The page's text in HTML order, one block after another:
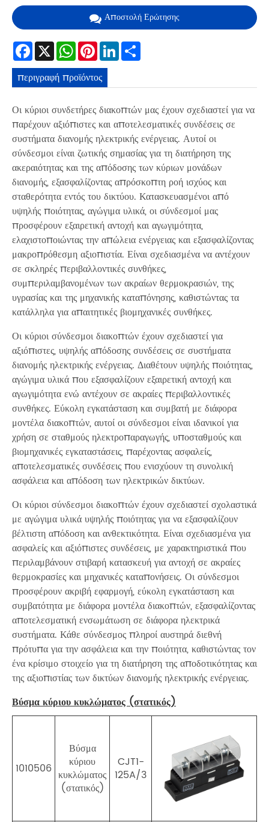
Αποστολή Ερώτησης
Facebook
X WhatsApp
Pinterest
LinkedIn
περιγραφή προϊόντος
Οι κύριοι συνδετήρες διακοπτών μας έχουν σχεδιαστεί για να
παρέχουν αξιόπιστες και αποτελεσματικές συνδέσεις σε
συστήματα διανομής ηλεκτρικής ενέργειας. Αυτοί οι
σύνδεσμοι είναι ζωτικής σημασίας για τη διατήρηση της
ακεραιότητας και της απόδοσης των κύριων μονάδων
διανομής, εξασφαλίζοντας απρόσκοπτη ροή ισχύος και
σταθερότητα εντός του δικτύου. Κατασκευασμένοι από
υψηλής ποιότητας, αγώγιμα υλικά, οι σύνδεσμοί μας
προσφέρουν εξαιρετική αντοχή και αγωγιμότητα,
ελαχιστοποιώντας την απώλεια ενέργειας και εξασφαλίζοντας
μακροπρόθεσμη αξιοπιστία. Είναι σχεδιασμένα να αντέχουν
σε σκληρές περιβαλλοντικές συνθήκες,
συμπεριλαμβανομένων των ακραίων θερμοκρασιών, της
υγρασίας και της μηχανικής καταπόνησης, καθιστώντας τα
κατάλληλα για απαιτητικές βιομηχανικές συνθήκες.
Οι κύριοι σύνδεσμοι διακοπτών έχουν σχεδιαστεί για
αξιόπιστες, υψηλής απόδοσης συνδέσεις σε συστήματα
διανομής ηλεκτρικής ενέργειας. Διαθέτουν υψηλής ποιότητας,
αγώγιμα υλικά που εξασφαλίζουν εξαιρετική αντοχή και
αγωγιμότητα ενώ αντέχουν σε ακραίες περιβαλλοντικές
συνθήκες. Εύκολη εγκατάσταση και συμβατή με διάφορα
μοντέλα διακοπτών, αυτοί οι σύνδεσμοι είναι ιδανικοί για
χρήση σε σταθμούς ηλεκτροπαραγωγής, υποσταθμούς και
βιομηχανικές εγκαταστάσεις, παρέχοντας ασφαλείς,
αποτελεσματικές συνδέσεις που ενισχύουν τη συνολική
ασφάλεια και απόδοση των ηλεκτρικών δικτύων.
Οι κύριοι σύνδεσμοι διακοπτών έχουν σχεδιαστεί σχολαστικά
με αγώγιμα υλικά υψηλής ποιότητας για να εξασφαλίζουν
βέλτιστη απόδοση και ανθεκτικότητα. Είναι σχεδιασμένα για
ασφαλείς και αξιόπιστες συνδέσεις, με χαρακτηριστικά που
περιλαμβάνουν στιβαρή κατασκευή για αντοχή σε ακραίες
θερμοκρασίες και μηχανικές καταπονήσεις. Οι σύνδεσμοι
προσφέρουν ακριβή εφαρμογή, εύκολη εγκατάσταση και
συμβατότητα με διάφορα μοντέλα διακοπτών, εξασφαλίζοντας
αποτελεσματική ενσωμάτωση σε διάφορα ηλεκτρικά
συστήματα. Κάθε σύνδεσμος πληροί αυστηρά διεθνή
πρότυπα για την ασφάλεια και την ποιότητα, καθιστώντας τον
ένα κρίσιμο στοιχείο για τη διατήρηση της αποδοτικότητας και
της αξιοπιστίας των δικτύων διανομής ηλεκτρικής ενέργειας.
Βύσμα κύριου κυκλώματος (στατικός)
1010506
Βύσμα
κύριου
κυκλώματος
(στατικός)
CJT1-
125A/3